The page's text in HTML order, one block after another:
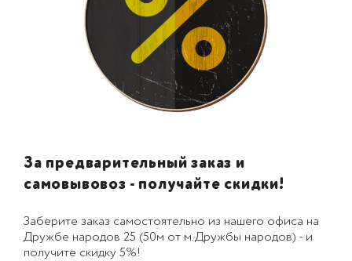
За предварительный заказ и
самовывовоз - получайте скидки!
Заберите заказ самостоятельно из нашего офиса на
Дружбе народов 25 (50м от м.Дружбы народов) - и
получите скидку 5%!